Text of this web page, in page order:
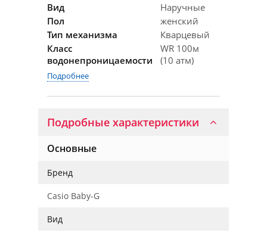
Вид
Наручные
Пол
женский
Тип механизма
Кварцевый
Класс
водонепроницаемости
WR 100м
(10 атм)
Подробнее
Подробные характеристики
Основные
Бренд
Casio Baby-G
Вид